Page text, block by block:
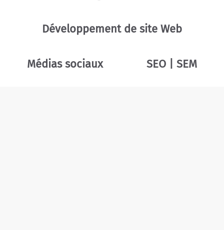
Développement de site Web
Médias sociaux SEO | SEM